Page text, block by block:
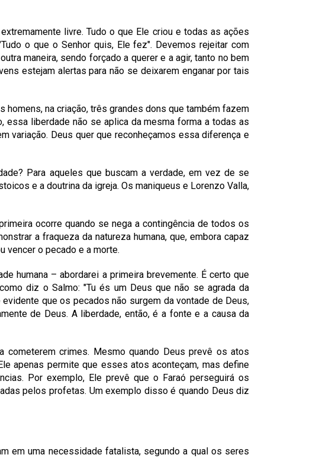
livre. Tudo o que Ele criou e todas as ações
o que o Senhor quis, Ele fez". Devemos rejeitar com
maneira, sendo forçado a querer e a agir, tanto no bem
estejam alertas para não se deixarem enganar por tais
na criação, três grandes dons que também fazem
essa liberdade não se aplica da mesma forma a todas as
variação. Deus quer que reconheçamos essa diferença e
Para aqueles que buscam a verdade, em vez de se
e a doutrina da igreja. Os maniqueus e Lorenzo Valla,
ocorre quando se nega a contingência de todos os
a fraqueza da natureza humana, que, embora capaz
vencer o pecado e a morte.
humana – abordarei a primeira brevemente. É certo que
diz o Salmo: "Tu és um Deus que não se agrada da
que os pecados não surgem da vontade de Deus,
de Deus. A liberdade, então, é a fonte e a causa da
crimes. Mesmo quando Deus prevê os atos
apenas permite que esses atos aconteçam, mas define
Por exemplo, Ele prevê que o Faraó perseguirá os
pelos profetas. Um exemplo disso é quando Deus diz
em uma necessidade fatalista, segundo a qual os seres